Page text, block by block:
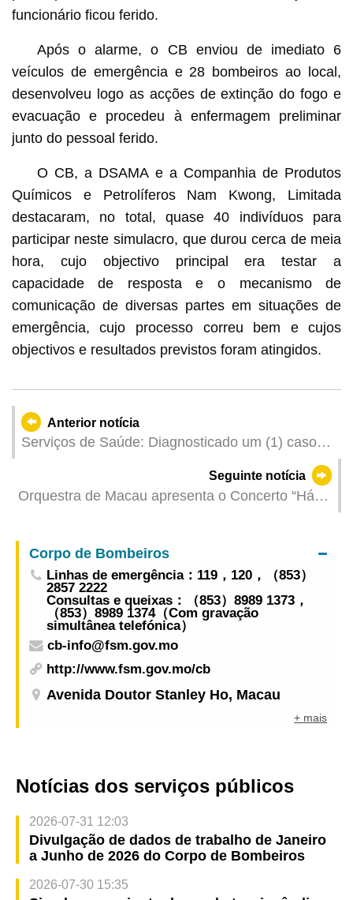
funcionário ficou ferido.
Após o alarme, o CB enviou de imediato 6
veículos de emergência e 28 bombeiros ao local,
desenvolveu logo as acções de extinção do fogo e
evacuação e procedeu à enfermagem preliminar
junto do pessoal ferido.
O CB, a DSAMA e a Companhia de Produtos
Químicos e Petrolíferos Nam Kwong, Limitada
destacaram, no total, quase 40 indivíduos para
participar neste simulacro, que durou cerca de meia
hora, cujo objectivo principal era testar a
capacidade de resposta e o mecanismo de
comunicação de diversas partes em situações de
emergência, cujo processo correu bem e cujos
objectivos e resultados previstos foram atingidos.
Anterior notícia
Serviços de Saúde: Diagnosticado um (1) caso
Seguinte notícia
Orquestra de Macau apresenta o Concerto “Há
francesa Lise de la Salle interpretando obras de
Rachmaninoff e Rimsky-Korsakov
Corpo de Bombeiros
Linhas de emergência：119，120，（853）
2857 2222
Consultas e queixas：（853）8989 1373，
（853）8989 1374（Com gravação
simultânea telefónica）
cb-info@fsm.gov.mo
http://www.fsm.gov.mo/cb
Avenida Doutor Stanley Ho, Macau
+ mais
Notícias dos serviços públicos
2026-07-31 12:03
Divulgação de dados de trabalho de Janeiro
a Junho de 2026 do Corpo de Bombeiros
2026-07-30 15:35